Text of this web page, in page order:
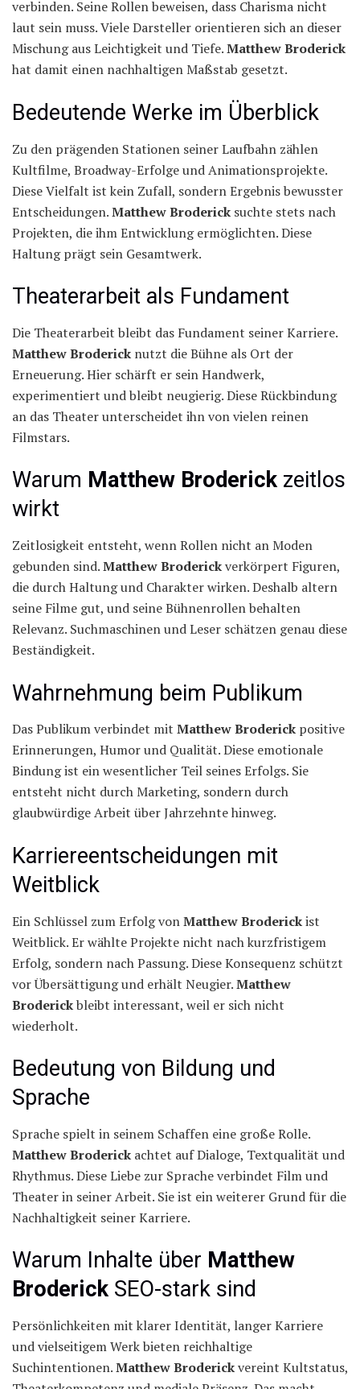
verbinden. Seine Rollen beweisen, dass Charisma nicht
laut sein muss. Viele Darsteller orientieren sich an dieser
Mischung aus Leichtigkeit und Tiefe.Matthew Broderick
hat damit einen nachhaltigen Maßstab gesetzt.
Bedeutende Werke im Überblick
Zu den prägenden Stationen seiner Laufbahn zählen
Kultfilme, Broadway-Erfolge und Animationsprojekte.
Diese Vielfalt ist kein Zufall, sondern Ergebnis bewusster
Entscheidungen.Matthew Broderick suchte stets nach
Projekten, die ihm Entwicklung ermöglichten. Diese
Haltung prägt sein Gesamtwerk.
Theaterarbeit als Fundament
Die Theaterarbeit bleibt das Fundament seiner Karriere.
Matthew Broderick nutzt die Bühne als Ort der
Erneuerung. Hier schärft er sein Handwerk,
experimentiert und bleibt neugierig. Diese Rückbindung
an das Theater unterscheidet ihn von vielen reinen
Filmstars.
Warum Matthew Broderick zeitlos
wirkt
Zeitlosigkeit entsteht, wenn Rollen nicht an Moden
gebunden sind.Matthew Broderickverkörpert Figuren,
die durch Haltung und Charakter wirken. Deshalb altern
seine Filme gut, und seine Bühnenrollen behalten
Relevanz. Suchmaschinen und Leser schätzen genau diese
Beständigkeit.
Wahrnehmung beim Publikum
Das Publikum verbindet mit Matthew Broderick positive
Erinnerungen, Humor und Qualität. Diese emotionale
Bindung ist ein wesentlicher Teil seines Erfolgs. Sie
entsteht nicht durch Marketing, sondern durch
glaubwürdige Arbeit über Jahrzehnte hinweg.
Karriereentscheidungen mit
Weitblick
Ein Schlüssel zum Erfolg vonMatthew Broderickist
Weitblick. Er wählte Projekte nicht nach kurzfristigem
Erfolg, sondern nach Passung. Diese Konsequenz schützt
vor Übersättigung und erhält Neugier.Matthew
Broderickbleibt interessant, weil er sich nicht
wiederholt.
Bedeutung von Bildung und
Sprache
Sprache spielt in seinem Schaffen eine große Rolle.
Matthew Broderick achtet auf Dialoge, Textqualität und
Rhythmus. Diese Liebe zur Sprache verbindet Film und
Theater in seiner Arbeit. Sie ist ein weiterer Grund für die
Nachhaltigkeit seiner Karriere.
Warum Inhalte über Matthew
Broderick SEO-stark sind
Persönlichkeiten mit klarer Identität, langer Karriere
und vielseitigem Werk bieten reichhaltige
Suchintentionen.Matthew Broderickvereint Kultstatus,